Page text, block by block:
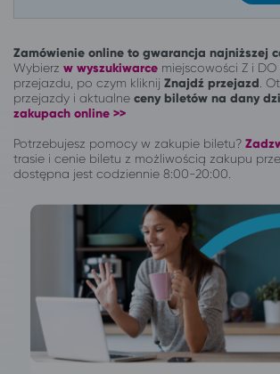
Zamówienie online to gwarancja najniższej
Wybierz w wyszukiwarce miejscowości Z i
przejazdu, po czym kliknij Znajdź przejazd .
przejazdy i aktualne ceny biletów na dany
zakupach online >>
Potrzebujesz pomocy w zakupie biletu?
trasie i cenie biletu z możliwością zakupu
dostępna jest codziennie 8:00-20:00.